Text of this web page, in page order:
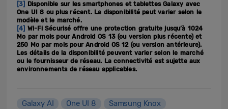
[3]
Disponible sur les smartphones et tablettes Galaxy avec
One UI 8 ou plus récent. La disponibilité peut varier selon le
modèle et le marché.
[4] Wi-Fi Sécurisé offre une protection gratuite jusqu’à 1024
Mo par mois pour Android OS 13 (ou version plus récente) et
250 Mo par mois pour Android OS 12 (ou version antérieure).
Les détails de la disponibilité peuvent varier selon le marché
ou le fournisseur de réseau. La connectivité est sujette aux
environnements de réseau applicables.
Galaxy AI One UI 8
Samsung Knox